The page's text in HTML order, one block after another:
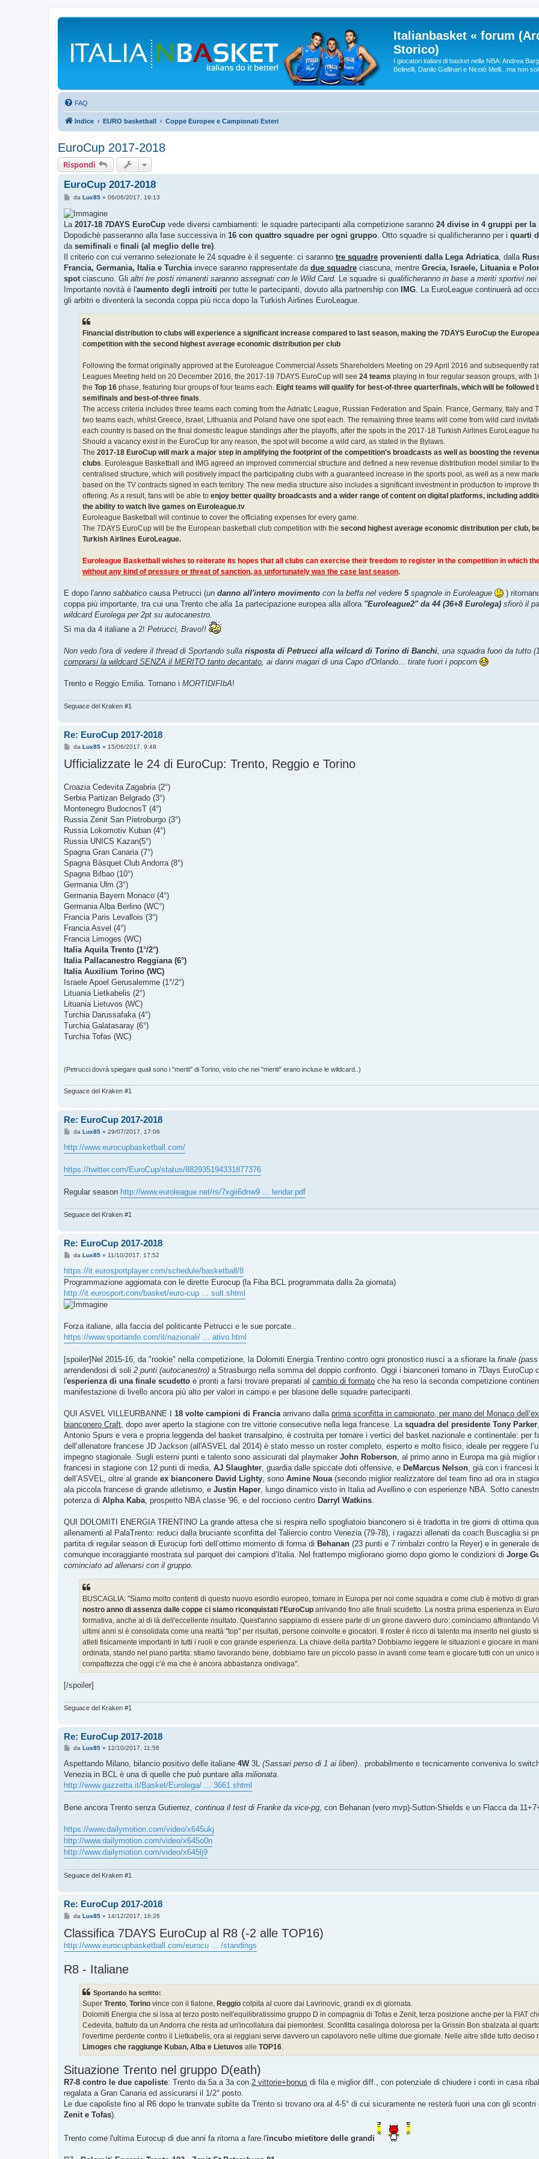
Italianbasket « forum
Storico)
I giocatori italiani di basket nella NBA: Andrea
Belinelli, Danilo Gallinari e Nicolò Melli...ma non
FAQ
Indice EURO basketball Coppe Europee e Campionati Esteri
EuroCup 2017-2018
Rispondi
EuroCup 2017-2018
M
s
s
a
g
g
i
o
da Lux85» 06/06/2017, 19:13
La 2017-18 7DAYS EuroCup vede diversi cambiamenti: le squadre partecipanti alla competizione saranno 24 divise in 4 gruppi per la
Dopodichè passeranno alla fase successiva in 16 con quattro squadre per ogni gruppo . Otto squadre si qualificheranno per i quarti
da semifinali e finali (al meglio delle tre)
Il criterio con cui verranno selezionate le 24 squadre è il seguente: ci saranno tre squadre provenienti dalla Lega Adriatica , dalla
Francia, Germania, Italia e Turchia invece saranno rappresentate da due squadre ciascuna, mentre Grecia, Israele, Lituania e
spot ciascuno. Gli altri tre posti rimanenti saranno assegnati con le Wild Card. Le squadre si qualificheranno in base a meriti sportivi
Importante novità è l'aumento degli introiti per tutte le partecipanti, dovuto alla partnership con IMG . La EuroLeague continuerà ad
gli arbitri e diventerà la seconda coppa più ricca dopo la Turkish Airlines EuroLeague.
Financial distribution to clubs will experience a significant increase compared to last season, making the 7DAYS EuroCup the
competition with the second highest average economic distribution per club
Following the format originally approved at the Euroleague Commercial Assets Shareholders Meeting on 29 April 2016 and subsequently
Leagues Meeting held on 20 December 2016, the 2017-18 7DAYS EuroCup will see 24 teams playing in four regular season groups, with
the Top 16 phase, featuring four groups of four teams each. Eight teams will qualify for best-of-three quarterfinals, which will be followed
semifinals and best-of-three finals.
The access criteria includes three teams each coming from the Adriatic League, Russian Federation and Spain. France, Germany, Italy and
two teams each, whilst Greece, Israel, Lithuania and Poland have one spot each. The remaining three teams will come from wild card
each country is based on the final domestic league standings after the playoffs, after the spots in the 2017-18 Turkish Airlines EuroLeague
Should a vacancy exist in the EuroCup for any reason, the spot will become a wild card, as stated in the Bylaws.
The 2017-18 EuroCup will mark a major step in amplifying the footprint of the competition's broadcasts as well as boosting the
clubs. Euroleague Basketball and IMG agreed an improved commercial structure and defined a new revenue distribution model similar to
centralised structure, which will positively impact the participating clubs with a guaranteed increase in the sports pool, as well as a new
based on the TV contracts signed in each territory. The new media structure also includes a significant investment in production to improve
offering. As a result, fans will be able to enjoy better quality broadcasts and a wider range of content on digital platforms, including
the ability to watch live games on Euroleague.tv.
Euroleague Basketball will continue to cover the officiating expenses for every game.
The 7DAYS EuroCup will be the European basketball club competition with the second highest average economic distribution per club,
Turkish Airlines EuroLeague.
Euroleague Basketball wishes to reiterate its hopes that all clubs can exercise their freedom to register in the competition in which
without any kind of pressure or threat of sanction, as unfortunately was the case last season.
E dopo l'anno sabbatico causa Petrucci (un danno all'intero movimento con la beffa nel vedere 5spagnole in Euroleague
)
coppa più importante, tra cui una Trento che alla 1a partecipazione europea alla allora "Euroleague2" da 44 (36+8 Eurolega) sfiorò il
wildcard Eurolega per 2pt su autocanestro.
Sì ma da 4 italiane a 2! Petrucci, Bravo!!
Non vedo l'ora di vedere il thread di Sportando sulla risposta di Petrucci alla wilcard di Torino di Banchi, una squadra fuori da tutto
comprarsi la wildcard SENZA il MERITO tanto decantato, ai danni magari di una Capo d'Orlando... tirate fuori i popcorn
Trento e Reggio Emilia. Tornano i MORTIDIFIbA!
Seguace del Kraken #1
Re: EuroCup 2017-2018
M
s
s
g
i
da Lux85» 15/06/2017, 9:48
Ufficializzate le 24 di EuroCup: Trento, Reggio e Torino
Croazia Cedevita Zagabria (2°)
Serbia Partizan Belgrado (3°)
Montenegro BudocnosT (4°)
Russia Zenit San Pietroburgo (3°)
Russia Lokomotiv Kuban (4°)
Russia UNICS Kazan(5°)
Spagna Gran Canaria (7°)
Spagna Bàsquet Club Andorra (8°)
Spagna Bilbao (10°)
Germania Ulm (3°)
Germania Bayern Monaco (4°)
Germania Alba Berlino (WC°)
Francia Paris Levallois (3°)
Francia Asvel (4°)
Francia Limoges (WC)
Italia Aquila Trento (1°/2°)
Italia Pallacanestro Reggiana (6°)
Italia Auxilium Torino (WC)
Israele Apoel Gerusalemme (1°/2°)
Lituania Lietkabelis (2°)
Lituania Lietuvos (WC)
Turchia Darussafaka (4°)
Turchia Galatasaray (6°)
Turchia Tofas (WC)
(Petrucci dovrà spiegare quali sono i "meriti" di Torino, visto che nei "meriti" erano incluse le wildcard..)
Seguace del Kraken #1
Re: EuroCup 2017-2018
M
s
s
g
g
da Lux85» 29/07/2017, 17:06
http://www.eurocupbasketball.com/
https://twitter.com/EuroCup/status/882935194331877376
Regular season http://www.euroleague.net/rs/7xgii6dnw9 ... lendar.pdf
Seguace del Kraken #1
Re: EuroCup 2017-2018
M
s
s
a
g
g
i
da Lux85» 11/10/2017, 17:52
https://it.eurosportplayer.com/schedule/basketball/8
Programmazione aggiornata con le dirette Eurocup (la Fiba BCL programmata dalla 2a giornata)
http://it.eurosport.com/basket/euro-cup ... sult.shtml
Forza italiane, alla faccia del politicante Petrucci e le sue porcate..
https://www.sportando.com/it/nazionali/ ... ativo.html
[spoiler]Nel 2015-16, da "rookie" nella competizione, la Dolomiti Energia Trentino contro ogni pronostico riuscì a a sfiorare la finale
arrendendosi di soli 2 punti (autocanestro) a Strasburgo nella somma del doppio confronto. Oggi i bianconeri tornano in 7Days EuroCup
l'esperienza di una finale scudetto e pronti a farsi trovare preparati al cambio di formato che ha reso la seconda competizione
manifestazione di livello ancora più alto per valori in campo e per blasone delle squadre partecipanti.
QUI ASVEL VILLEURBANNE I 18 volte campioni di Franciaarrivano dalla prima sconfitta in campionato, per mano del Monaco
bianconero Craft, dopo aver aperto la stagione con tre vittorie consecutive nella lega francese. La squadra del presidente Tony Parker
Antonio Spurs e vera e propria leggenda del basket transalpino, è costruita per tornare i vertici del basket nazionale e continentale: per
dell’allenatore francese JD Jackson (all'ASVEL dal 2014) è stato messo un roster completo, esperto e molto fisico, ideale per reggere
impegno stagionale. Sugli esterni punti e talento sono assicurati dal playmaker John Roberson, al primo anno in Europa ma già miglior
francesi in stagione con 12 punti di media, AJ Slaughter, guardia dalle spiccate doti offensive, e DeMarcus Nelson, già con i francesi
dell’ASVEL, oltre al grande ex bianconero David Lighty, sono Amine Noua(secondo miglior realizzatore del team fino ad ora in
ala piccola francese di grande atletismo, e Justin Haper, lungo dinamico visto in Italia ad Avellino e con esperienze NBA. Sotto
potenza di Alpha Kaba, prospetto NBA classe '96, e del roccioso centro Darryl Watkins.
QUI DOLOMITI ENERGIA TRENTINO La grande attesa che si respira nello spogliatoio bianconero si è tradotta in tre giorni di ottima
allenamenti al PalaTrento: reduci dalla bruciante sconfitta del Taliercio contro Venezia (79-78), i ragazzi allenati da coach Buscaglia si
partita di regular season di Eurocup forti dell’ottimo momento di forma di Behanan (23 punti e 7 rimbalzi contro la Reyer) e in generale
comunque incoraggiante mostrata sul parquet dei campioni d’Italia. Nel frattempo migliorano giorno dopo giorno le condizioni di Jorge
cominciato ad allenarsi con il gruppo.
BUSCAGLIA: "Siamo molto contenti di questo nuovo esordio europeo, tornare in Europa per noi come squadra e come club è motivo di
nostro anno di assenza dalle coppe ci siamo riconquistati l'EuroCup arrivando fino alle finali scudetto. La nostra prima esperienza in
formativa, anche al di là dell'eccellente risultato. Quest'anno sappiamo di essere parte di un girone davvero duro: cominciamo affrontando
ultimi anni si è consolidata come una realtà "top" per risultati, persone coinvolte e giocatori. Il roster è ricco di talento ma inserito nel giusto
atleti fisicamente importanti in tutti i ruoli e con grande esperienza. La chiave della partita? Dobbiamo leggere le situazioni e giocare in
ordinata, stando nel piano partita: stiamo lavorando bene, dobbiamo fare un piccolo passo in avanti come team e giocare tutti con un unico
compattezza che oggi c’è ma che è ancora abbastanza ondivaga".
[/spoiler]
Seguace del Kraken #1
Re: EuroCup 2017-2018
M
s
s
a
g
g
o
da Lux85» 12/10/2017, 11:56
Aspettando Milano, bilancio positivo delle italiane 4W3L (Sassari perso di 1 ai liberi).. probabilmente e tecnicamente conveniva lo
Venezia in BCL è una di quelle che può puntare alla milionata.
http://www.gazzetta.it/Basket/Eurolega/ ... 3661.shtml
Bene ancora Trento senza Gutierrez, continua il test di Franke da vice-pg, con Behanan (vero mvp)-Sutton-Shields e un Flacca da
https://www.dailymotion.com/video/x645ukj
http://www.dailymotion.com/video/x645o0n
http://www.dailymotion.com/video/x645lj9
Seguace del Kraken #1
Re: EuroCup 2017-2018
M
s
s
a
g
i
o
da Lux85» 14/12/2017, 16:26
Classifica 7DAYS EuroCup al R8 (-2 alle TOP16)
http://www.eurocupbasketball.com/eurocu ... /standings
R8 - Italiane
Sportando ha scritto:
Super Trento, Torino vince con il fiatone, Reggio colpita al cuore dai Lavrinovic, grandi ex di giornata.
Dolomiti Energia che si issa al terzo posto nell'equilibratissimo gruppo D in compagnia di Tofas e Zenit, terza posizione anche per la FIAT
Cedevita, battuto da un Andorra che resta ad un'incollatura dai piemontesi. Sconfitta casalinga dolorosa per la Grissin Bon sbalzata al
l'overtime perdente contro il Lietkabelis, ora ai reggiani serve davvero un capolavoro nelle ultime due giornate. Nelle altre sfide tutto deciso
Limoges che raggiunge Kuban, Alba e Lietuvos alle TOP16.
Situazione Trento nel gruppo D(eath)
R7-8 contro le due capoliste: Trento da 5a a 3a con 2 vittorie+bonus di fila e miglior diff., con potenziale di chiudere i conti in casa
regalata a Gran Canaria ed assicurarsi il 1/2° posto.
Le due capoliste fino al R6 dopo le tranvate subìte da Trento si trovano ora al 4-5° di cui sicuramente ne resterà fuori una con gli scontri
Zenit e Tofas).
Trento come l'ultima Eurocup di due anni fa ritorna a fare l'incubo mietitore delle grandi